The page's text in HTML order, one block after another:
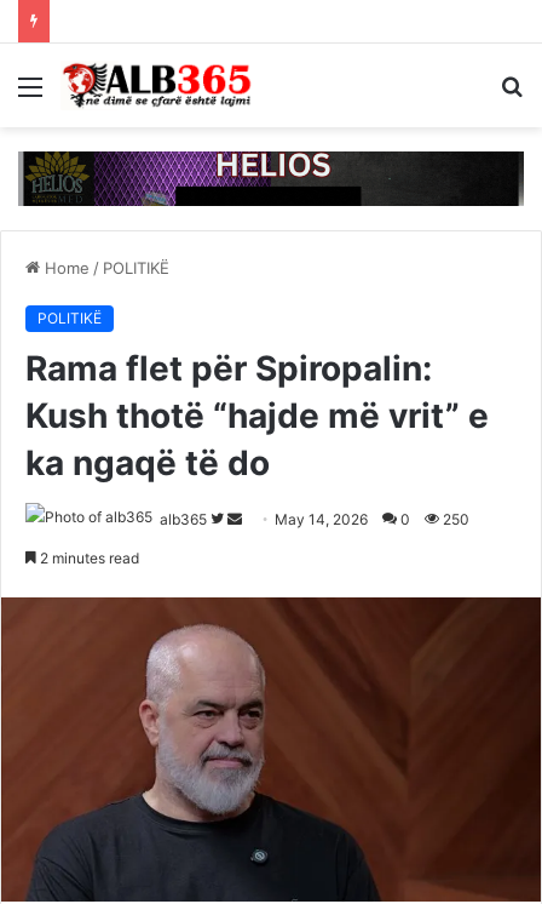
Menu
Home / POLITIKË
POLITIKË
Rama flet për Spiropalin:
Kush thotë “hajde më vrit” e
ka ngaqë të do
alb365
Follow
Send May 14, 2026 0 250
2 minutes read